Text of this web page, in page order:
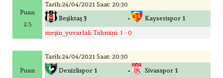
Puan
2.5
Tarih:24/04/2021 Saat: 20:30
Beşiktaş 3 - Kayserispor 1
meşin_yuvarlak Tahmini: 1 - 0
Puan
Tarih:24/04/2021 Saat: 20:30
Denizlispor 1 - Sivasspor 1